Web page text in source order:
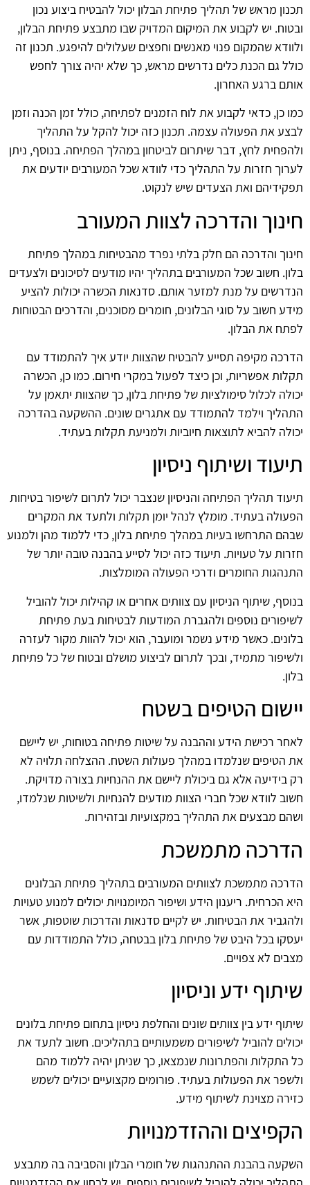
תכנון מראש של תהליך פתיחת הבלון יכול להבטיח ביצוע נכון
ובטוח. יש לקבוע את המיקום המדויק שבו מתבצע פתיחת הבלון,
ולוודא שהמקום פנוי מאנשים וחפצים שעלולים להיפגע. תכנון זה
כולל גם הכנת כלים נדרשים מראש, כך שלא יהיה צורך לחפש
אותם ברגע האחרון.
כמו כן, כדאי לקבוע את לוח הזמנים לפתיחה, כולל זמן הכנה וזמן
לבצע את הפעולה עצמה. תכנון כזה יכול להקל על התהליך
ולהפחית לחץ, דבר שיתרום לביטחון במהלך הפתיחה. בנוסף, ניתן
לערוך חזרות על התהליך כדי לוודא שכל המעורבים יודעים את
תפקידיהם ואת הצעדים שיש לנקוט.
חינוך והדרכה לצוות המעורב
חינוך והדרכה הם חלק בלתי נפרד מהבטיחות במהלך פתיחת
בלון. חשוב שכל המעורבים בתהליך יהיו מודעים לסיכונים ולצעדים
הנדרשים על מנת למזער אותם. סדנאות הכשרה יכולות להציע
מידע חשוב על סוגי הבלונים, חומרים מסוכנים, והדרכים הבטוחות
לפתח את הבלון.
הדרכה מקיפה תסייע להבטיח שהצוות יודע איך להתמודד עם
תקלות אפשריות, וכן כיצד לפעול במקרי חירום. כמו כן, הכשרה
יכולה לכלול סימולציות של פתיחת בלון, כך שהצוות יתאמן על
התהליך וילמד להתמודד עם אתגרים שונים. ההשקעה בהדרכה
יכולה להביא לתוצאות חיוביות ולמניעת תקלות בעתיד.
תיעוד ושיתוף ניסיון
תיעוד תהליך הפתיחה והניסיון שנצבר יכול לתרום לשיפור בטיחות
הפעולה בעתיד. מומלץ לנהל יומן תקלות ולתעד את המקרים
שבהם התרחשו בעיות במהלך פתיחת בלון, כדי ללמוד מהן ולמנוע
חזרות על טעויות. תיעוד כזה יכול לסייע בהבנה טובה יותר של
התנהגות החומרים ודרכי הפעולה המומלצות.
בנוסף, שיתוף הניסיון עם צוותים אחרים או קהילות יכול להוביל
לשיפורים נוספים ולהגברת המודעות לבטיחות בעת פתיחת
בלונים. כאשר מידע נשמר ומועבר, הוא יכול להוות מקור לעזרה
ולשיפור מתמיד, ובכך לתרום לביצוע מושלם ובטוח של כל פתיחת
בלון.
יישום הטיפים בשטח
לאחר רכישת הידע וההבנה על שיטות פתיחה בטוחות, יש ליישם
את הטיפים שנלמדו במהלך פעולות השטח. ההצלחה תלויה לא
רק בידיעה אלא גם ביכולת ליישם את ההנחיות בצורה מדויקת.
חשוב לוודא שכל חברי הצוות מודעים להנחיות ולשיטות שנלמדו,
ושהם מבצעים את התהליך במקצועיות ובזהירות.
הדרכה מתמשכת
הדרכה מתמשכת לצוותים המעורבים בתהליך פתיחת הבלונים
היא הכרחית. ריענון הידע ושיפור המיומנויות יכולים למנוע טעויות
ולהגביר את הבטיחות. יש לקיים סדנאות והדרכות שוטפות, אשר
יעסקו בכל היבט של פתיחת בלון בבטחה, כולל התמודדות עם
מצבים לא צפויים.
שיתוף ידע וניסיון
שיתוף ידע בין צוותים שונים והחלפת ניסיון בתחום פתיחת בלונים
יכולים להוביל לשיפורים משמעותיים בתהליכים. חשוב לתעד את
כל התקלות והפתרונות שנמצאו, כך שניתן יהיה ללמוד מהם
ולשפר את הפעולות בעתיד. פורומים מקצועיים יכולים לשמש
כזירה מצוינת לשיתוף מידע.
הקפיצים וההזדמנויות
השקעה בהבנת ההתנהגות של חומרי הבלון והסביבה בה מתבצע